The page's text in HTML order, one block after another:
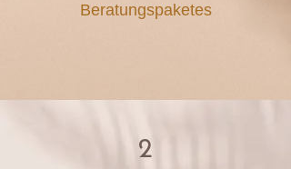
Beratungspaketes
2